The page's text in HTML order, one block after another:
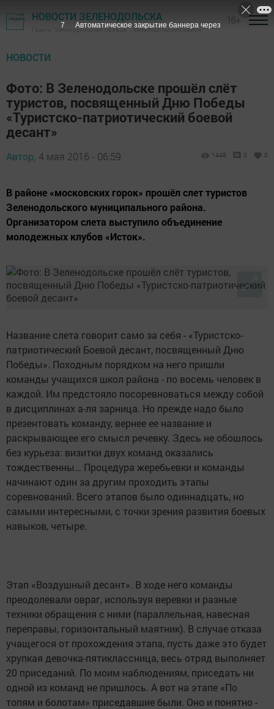
НОВОСТИ ЗЕЛЕНОДОЛЬСКА
Газета "Зеленодольская правда" - Зеленодольский район
НОВОСТИ
Фото: В Зеленодольске прошёл слёт
туристов, посвященный Дню Победы
«Туристско-патриотический боевой
десант»
Автор, 4 мая 2016 - 06:59 1448 0 0
В районе «московских горок» прошёл слет туристов
Зеленодольского муниципального района.
Организатором слета выступило объединение
молодежных клубов «Исток».
Название слета говорит само за себя - «Туристско-
патриотический Боевой десант, посвященный Дню
Победы». Походным порядком на него пришли
команды учащихся школ района - по восемь человек в
каждой. Им предстояло посоревноваться между собой
в дисциплинах а-ля зарница. Но прежде надо было
презентовать команду, вернее ее название и
раскрывающее его смысл речевку. Здесь не обошлось
без курьеза: визитки двух команд оказались
тождественны… Процедура жеребьевки и команды
начинают один за другим проходить этапы
соревнований. Всего этапов было одиннадцать, но
самыми интересными, с точки зрения развития боевых
навыков, четыре.
Этап «Воздушный десант». В ходе него команды
преодолевали овраг, используя веревки и разные
техники обращения с ними (параллельная, навесная
переправы, горизонтальный маятник). В случае отказа
учащегося от прохождения этапа, пусть даже это будет
хрупкая девочка-пятиклассница, весь отряд выполняет
20 приседаний. По моим наблюдениям, приседать ни
одной из команд не пришлось. А вот на этапе «По
топям и болотам» приседавшие были. Оно и понятно -
6 Автоматическое закрытие баннера через